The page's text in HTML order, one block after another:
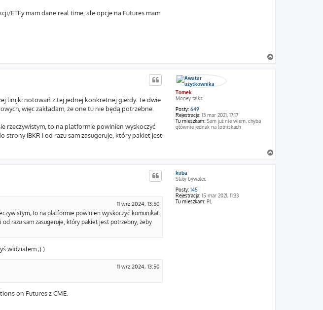
ETFy mam dane real time, ale opcje na Futures mam
a
g
Tomek
Money talks
Posty: 649
Rejestracja: 13 mar 2021, 17:17
Tu mieszkam: Sam już nie wiem, chyba
głównie jednak na lotniskach
linijki notowań z tej jednej konkretnej giełdy. Te dwie
więc zakładam, że one tu nie będą potrzebne.
rzeczywistym, to na platformie powinien wyskoczyć
strony IBKR i od razu sam zasugeruje, który pakiet jest
a
g
kuba
Stały bywalec
Posty: 145
Rejestracja: 15 mar 2021, 11:33
Tu mieszkam: PL
11 wrz 2024, 13:50
to na platformie powinien wyskoczyć komunikat
razu sam zasugeruje, który pakiet jest potrzebny, żeby
widziałem ;) )
11 wrz 2024, 13:50
on Futures z CME.